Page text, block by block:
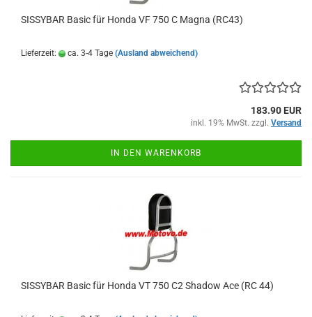
SISSYBAR Basic für Honda VF 750 C Magna (RC43)
Lieferzeit: ca. 3-4 Tage (Ausland abweichend)
183.90 EUR
inkl. 19% MwSt. zzgl. Versand
IN DEN WARENKORB
SISSYBAR Basic für Honda VT 750 C2 Shadow Ace (RC 44)